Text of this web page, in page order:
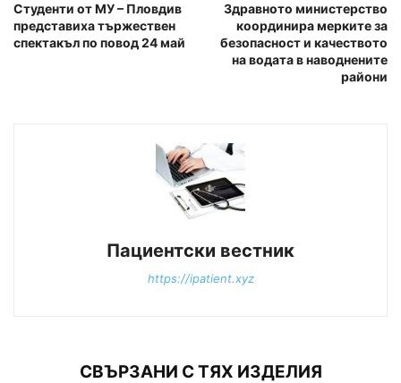
Студенти от МУ – Пловдив
представиха тържествен
спектакъл по повод 24 май
Здравното министерство
координира мерките за
безопасност и качеството
на водата в наводнените
райони
Пациентски вестник
https://ipatient.xyz
СВЪРЗАНИ С ТЯХ ИЗДЕЛИЯ